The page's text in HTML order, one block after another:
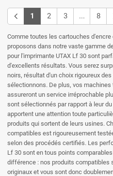
1 2 3 ... 8
Comme toutes les cartouches
proposons dans notre vaste gamme
pour l'imprimante UTAX Lf 30 sont
d'excellents résultats. Vous serez
noirs, résultat d'un choix rigoureux
sélectionnons. De plus, vos
assureront un service irréprochable
sont sélectionnés par rapport à leur
apportent une attention toute
produits qui sortent de leurs usines.
compatibles est rigoureusement
selon des procédés certifiés. Les
Lf 30 sont en tous points
différence : nos produits compatibles
originaux et vous sont donc